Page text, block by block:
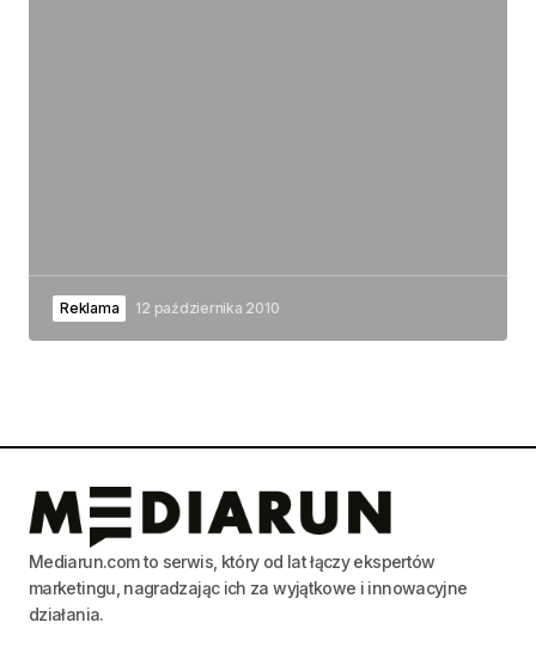
Reklama 12 października 2010
Mediarun.com to serwis, który od lat łączy ekspertów
marketingu, nagradzając ich za wyjątkowe i innowacyjne
działania.